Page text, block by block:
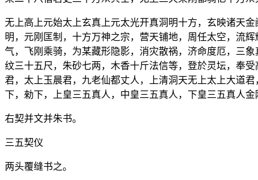
无上高上元始太上玄真上元太光开真洞明十方，玄映诸天
明，元刚匡制，十方万神之宗，营天铺地，周任太空，流
气，飞刚乘骑，为某藏形隐影，消灾散祸，济命度厄，三
纹三十五尺，朱砂七两，木香十斤法信等，登於灵坛，奉
君，太上玉晨君，九老仙都丈人，上清洞天无上太上大道
下，勑下，上皇三五真人，中皇三五真人，下皇三五真人
右契并文并朱书。
三五契仪
两头覆缝书之。